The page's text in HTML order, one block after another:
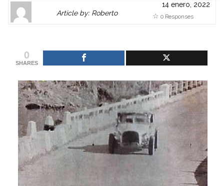
Author
Gravatar
link
Author
Article by: Roberto
or
other
works.
admin
14 enero, 2022
0 Responses
0
SHARES